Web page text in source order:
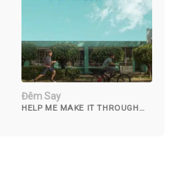
Đêm Say
HELP ME MAKE IT THROUGH